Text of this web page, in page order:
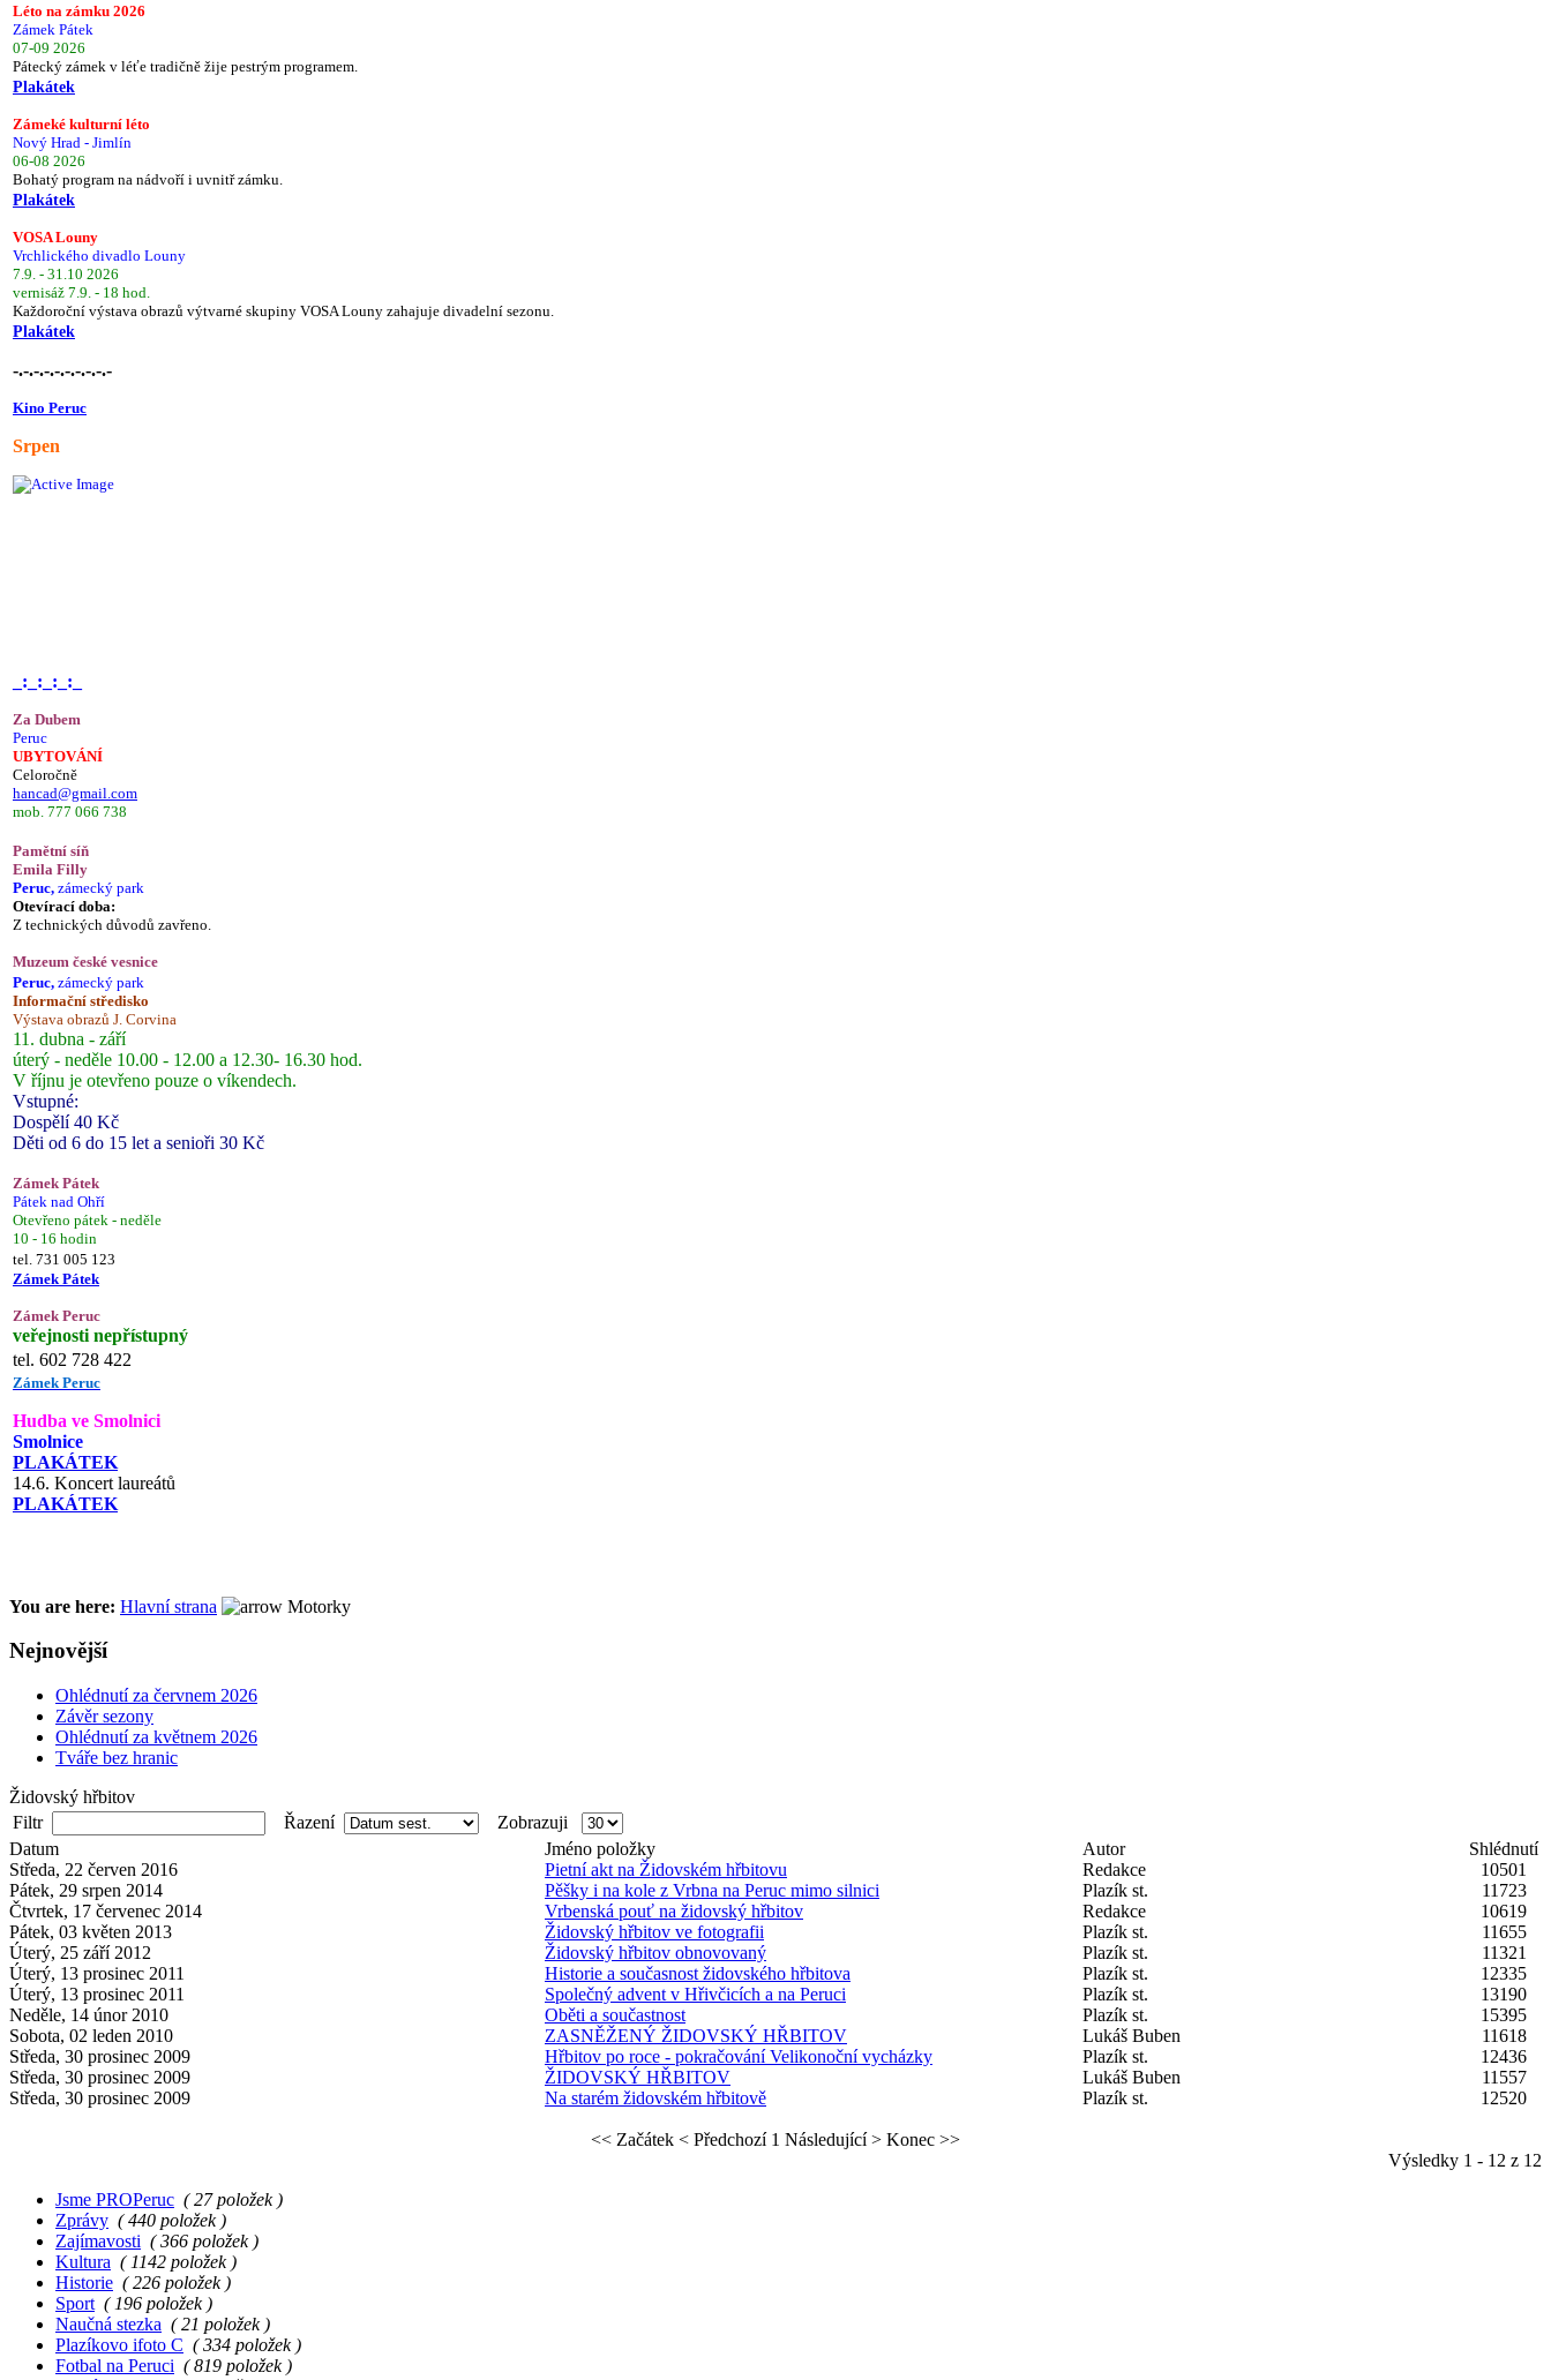
Léto na zámku 2026
Zámek Pátek
07-09 2026
Pátecký zámek v léťe tradičně žije pestrým programem.
Plakátek
Zámeké kulturní léto
Nový Hrad - Jimlín
06-08 2026
Bohatý program na nádvoří i uvnitř zámku.
Plakátek
VOSA Louny
Vrchlického divadlo Louny
7.9. - 31.10 2026
vernisáž 7.9. - 18 hod.
Každoroční výstava obrazů výtvarné skupiny VOSA Louny zahajuje divadelní sezonu.
Plakátek
-.-.-.-.-.-.-.-.-.-
Kino Peruc
Srpen
_:_:_:_:_
Za Dubem
Peruc
UBYTOVÁNÍ
Celoročně
hancad@gmail.com
mob. 777 066 738
Pamětní síň
Emila Filly
Peruc, zámecký park
Otevírací doba:
Z technických důvodů zavřeno.
Muzeum české vesnice
Peruc, zámecký park
Informační středisko
Výstava obrazů J. Corvina
11. dubna - září
úterý - neděle 10.00 - 12.00 a 12.30- 16.30 hod.
V říjnu je otevřeno pouze o víkendech.
Vstupné:
Dospělí 40 Kč
Děti od 6 do 15 let a senioři 30 Kč
Zámek Pátek
Pátek nad Ohří
Otevřeno pátek - neděle
10 - 16 hodin
tel. 731 005 123
Zámek Pátek
Zámek Peruc
veřejnosti nepřístupný
tel. 602 728 422
Zámek Peruc
Hudba ve Smolnici
Smolnice
PLAKÁTEK
14.6. Koncert laureátů
PLAKÁTEK
You are here: Hlavní strana Motorky
Nejnovější
Ohlédnutí za červnem 2026
Závěr sezony
Ohlédnutí za květnem 2026
Tváře bez hranic
Židovský hřbitov
Filtr
Řazení
Zobrazuji
Datum
Jméno položky Autor
Shlédnutí
Středa, 22 červen 2016
Pietní akt na Židovském hřbitovu Redakce
10501
Pátek, 29 srpen 2014
Pěšky i na kole z Vrbna na Peruc mimo silnici Plazík st.
11723
Čtvrtek, 17 červenec 2014
Vrbenská pouť na židovský hřbitov Redakce
10619
Pátek, 03 květen 2013
Židovský hřbitov ve fotografii Plazík st.
11655
Úterý, 25 září 2012
Židovský hřbitov obnovovaný Plazík st.
11321
Úterý, 13 prosinec 2011
Historie a současnost židovského hřbitova Plazík st.
12335
Úterý, 13 prosinec 2011
Společný advent v Hřivčicích a na Peruci Plazík st.
13190
Neděle, 14 únor 2010
Oběti a součastnost Plazík st.
15395
Sobota, 02 leden 2010
ZASNĚŽENÝ ŽIDOVSKÝ HŘBITOV Lukáš Buben
11618
Středa, 30 prosinec 2009
Hřbitov po roce - pokračování Velikonoční vycházky Plazík st.
12436
Středa, 30 prosinec 2009
ŽIDOVSKÝ HŘBITOV Lukáš Buben
11557
Středa, 30 prosinec 2009
Na starém židovském hřbitově Plazík st. 12520
<< Začátek < Předchozí 1 Následující > Konec >>
Výsledky 1 - 12 z 12
Jsme PROPeruc ( 27 položek )
Zprávy ( 440 položek )
Zajímavosti ( 366 položek )
Kultura ( 1142 položek )
Historie ( 226 položek )
Sport ( 196 položek )
Naučná stezka ( 21 položek )
Plazíkovo ifoto C ( 334 položek )
Fotbal na Peruci ( 819 položek )